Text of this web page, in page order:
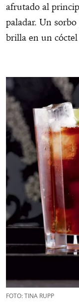
afrutado al
paladar. Un
brilla en un
FOTO: TINA RUPP